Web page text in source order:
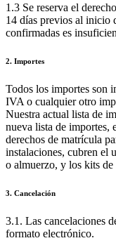
1.3 Se reserva el
14 días previos al inicio
confirmadas es
2. Importes
Todos los importes son
IVA o cualquier otro
Nuestra actual lista de
nueva lista de importes,
derechos de matrícula
instalaciones, cubren el
o almuerzo, y los kits de
3. Cancelación
3.1. Las cancelaciones
formato electrónico.